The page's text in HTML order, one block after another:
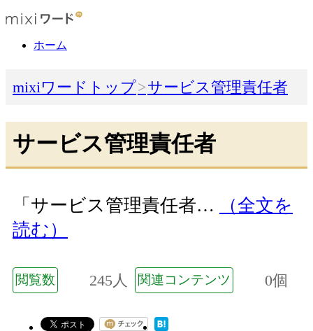
ホーム
mixiワードトップ サービス管理責任者
サービス管理責任者
「サービス管理責任者…
（全文を
読む）
閲覧数 245人 関連コンテンツ 0個